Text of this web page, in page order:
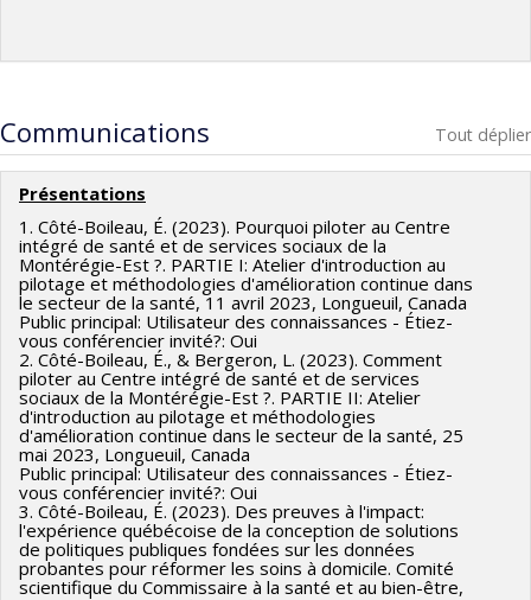
Communications Tout déplier
Présentations
1. Côté-Boileau, É. (2023). Pourquoi piloter au Centre
intégré de santé et de services sociaux de la
Montérégie-Est ?. PARTIE I: Atelier d'introduction au
pilotage et méthodologies d'amélioration continue dans
le secteur de la santé, 11 avril 2023, Longueuil, Canada
Public principal: Utilisateur des connaissances - Étiez-
vous conférencier invité?: Oui
2. Côté-Boileau, É., & Bergeron, L. (2023). Comment
piloter au Centre intégré de santé et de services
sociaux de la Montérégie-Est ?. PARTIE II: Atelier
d'introduction au pilotage et méthodologies
d'amélioration continue dans le secteur de la santé, 25
mai 2023, Longueuil, Canada
Public principal: Utilisateur des connaissances - Étiez-
vous conférencier invité?: Oui
3. Côté-Boileau, É. (2023). Des preuves à l'impact:
l'expérience québécoise de la conception de solutions
de politiques publiques fondées sur les données
probantes pour réformer les soins à domicile. Comité
scientifique du Commissaire à la santé et au bien-être,